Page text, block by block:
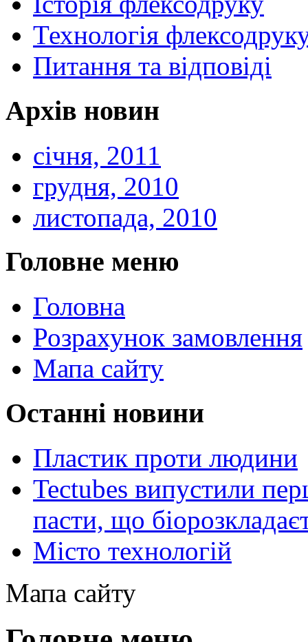
Технологія
Питання та відповіді
Архів новин
січня, 2011
грудня, 2010
листопада, 2010
Головне меню
Головна
Розрахунок замовлення
Мапа сайту
Останні новини
Пластик проти людини
Tectubes випустили
пасти, що
Місто технологій
Мапа сайту